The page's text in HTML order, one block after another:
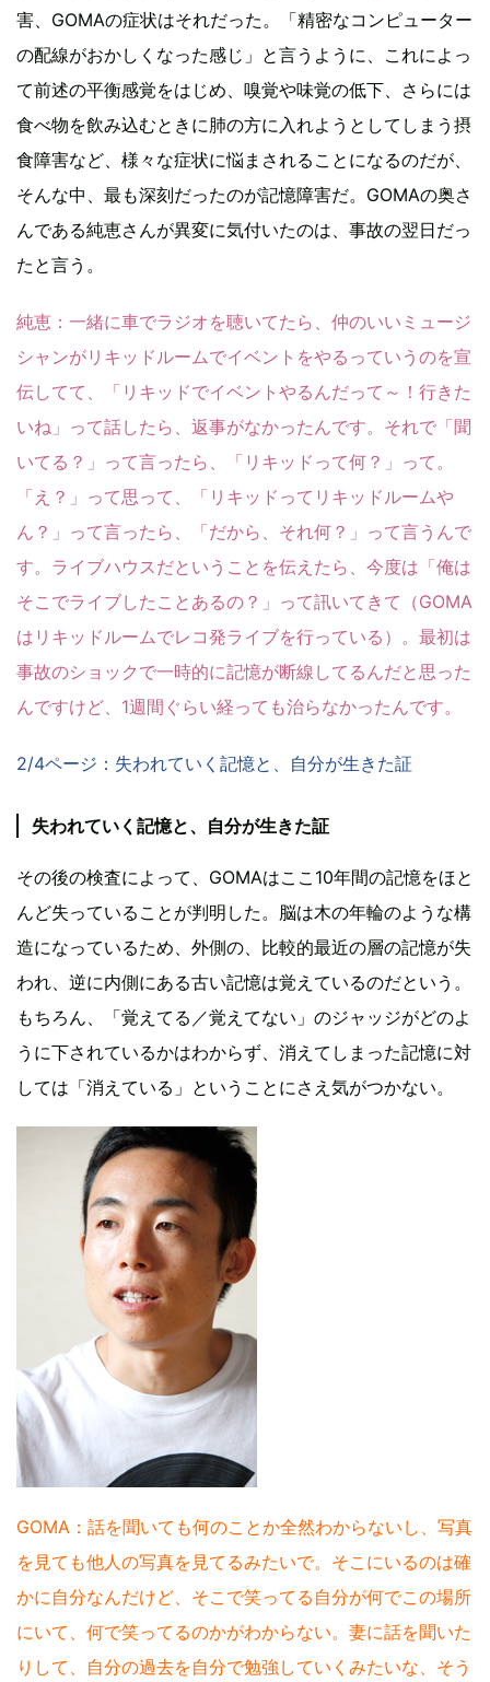
害、GOMAの症状はそれだった。「精密なコンピューター
の配線がおかしくなった感じ」と言うように、これによっ
て前述の平衡感覚をはじめ、嗅覚や味覚の低下、さらには
食べ物を飲み込むときに肺の方に入れようとしてしまう摂
食障害など、様々な症状に悩まされることになるのだが、
そんな中、最も深刻だったのが記憶障害だ。GOMAの奥さ
んである純恵さんが異変に気付いたのは、事故の翌日だっ
たと言う。
純恵 ：一緒に車でラジオを聴いてたら、仲のいいミュージ
シャンがリキッドルームでイベントをやるっていうのを宣
伝してて、「リキッドでイベントやるんだって～！行きた
いね」って話したら、返事がなかったんです。それで「聞
いてる？」って言ったら、「リキッドって何？」って。
「え？」って思って、「リキッドってリキッドルームや
ん？」って言ったら、「だから、それ何？」って言うんで
す。ライブハウスだということを伝えたら、今度は「俺は
そこでライブしたことあるの？」って訊いてきて（GOMA
はリキッドルームでレコ発ライブを行っている）。最初は
事故のショックで一時的に記憶が断線してるんだと思った
んですけど、1週間ぐらい経っても治らなかったんです。
2/4ページ：失われていく記憶と、自分が生きた証
失われていく記憶と、自分が生きた証
その後の検査によって、GOMAはここ10年間の記憶をほと
んど失っていることが判明した。脳は木の年輪のような構
造になっているため、外側の、比較的最近の層の記憶が失
われ、逆に内側にある古い記憶は覚えているのだという。
もちろん、「覚えてる／覚えてない」のジャッジがどのよ
うに下されているかはわからず、消えてしまった記憶に対
しては「消えている」ということにさえ気がつかない。
GOMA：話を聞いても何のことか全然わからないし、写真
を見ても他人の写真を見てるみたいで。そこにいるのは確
かに自分なんだけど、そこで笑ってる自分が何でこの場所
にいて、何で笑ってるのかがわからない。妻に話を聞いた
りして、自分の過去を自分で勉強していくみたいな、そう